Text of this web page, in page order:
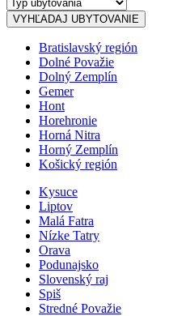
Bratislavský región
Dolné Považie
Dolný Zemplín
Gemer
Hont
Horehronie
Horná Nitra
Horný Zemplín
Košický región
Kysuce
Liptov
Malá Fatra
Nízke Tatry
Orava
Podunajsko
Slovenský raj
Spiš
Stredné Považie